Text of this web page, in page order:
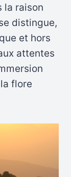
la raison
distingue,
et hors
attentes
flore